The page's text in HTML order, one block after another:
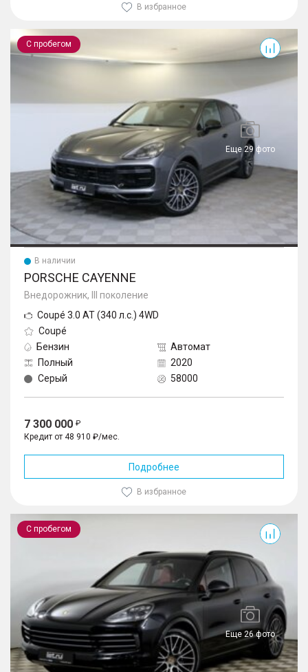
В избранное
С пробегом
Еще 29 фото
Cayenne
В наличии
PORSCHE CAYENNE
Внедорожник, III поколение
Coupé 3.0 AT (340 л.с.) 4WD
Coupé
Бензин
Автомат
Полный
2020
Серый
58000
7 300 000
Кредит от 48 910 ₽/мес.
Подробнее
В избранное
С пробегом
Еще 26 фото
Cayenne